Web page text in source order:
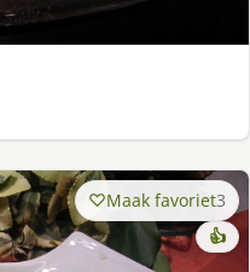
Maak favoriet3
👍